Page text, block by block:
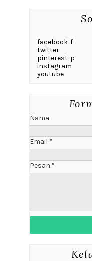
facebook-f
twitter
pinterest-p
instagram
youtube
Nama
Email *
Pesan *